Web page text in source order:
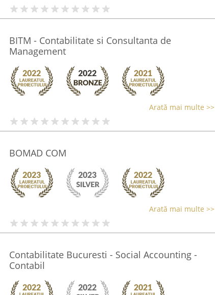
BITM - Contabilitate si Consultanta de
Management
Arată mai multe >>
BOMAD COM
Arată mai multe >>
Contabilitate Bucuresti - Social Accounting -
Contabil